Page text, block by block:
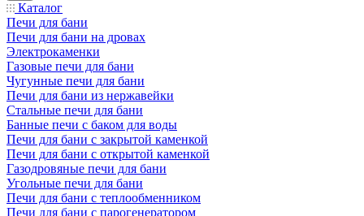
Каталог
Печи для бани
Печи для бани на дровах
Электрокаменки
Газовые печи для бани
Чугунные печи для бани
Печи для бани из нержавейки
Стальные печи для бани
Банные печи с баком для воды
Печи для бани с закрытой каменкой
Печи для бани с открытой каменкой
Газодровяные печи для бани
Угольные печи для бани
Печи для бани с теплообменником
Печи для бани с парогенератором